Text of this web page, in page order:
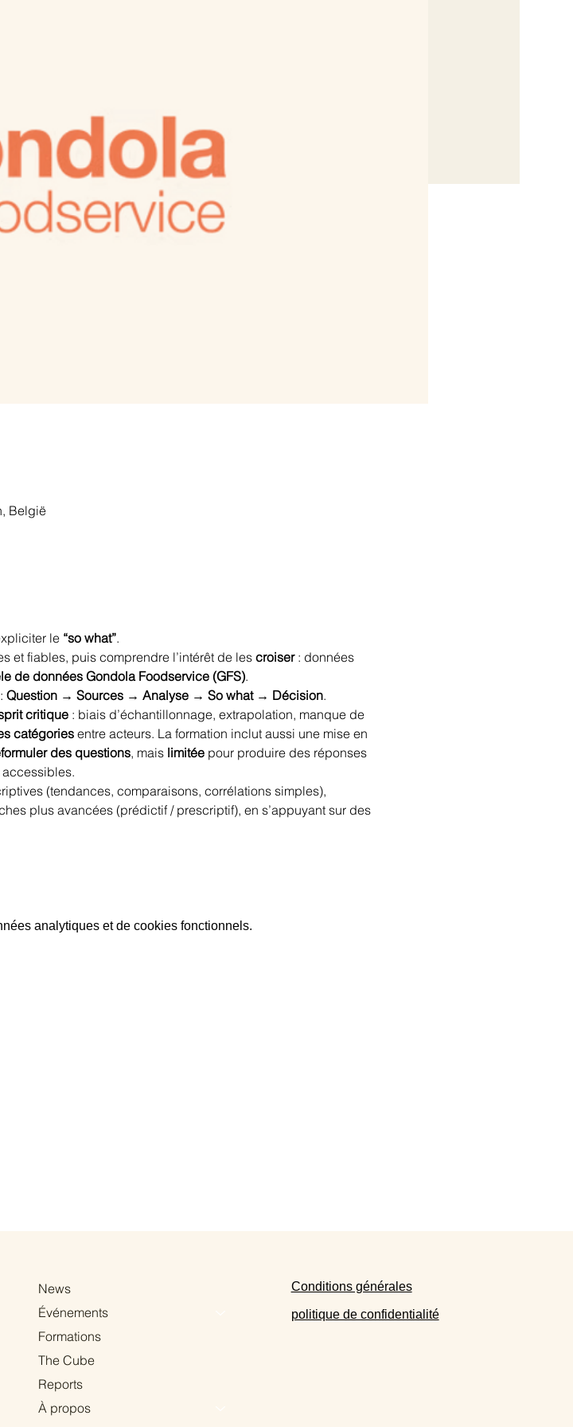
België
le “so what”.
et fiables, puis comprendre l’intérêt de les croiser : données
de données Gondola Foodservice (GFS).
Question → Sources → Analyse → So what → Décision.
critique : biais d’échantillonnage, extrapolation, manque de
catégories entre acteurs. La formation inclut aussi une mise en
des questions, mais limitée pour produire des réponses
(tendances, comparaisons, corrélations simples),
plus avancées (prédictif / prescriptif), en s’appuyant sur des
analytiques et de cookies fonctionnels.
News
Événements
Formations
The Cube
Reports
À propos
Conditions générales
politique de confidentialité